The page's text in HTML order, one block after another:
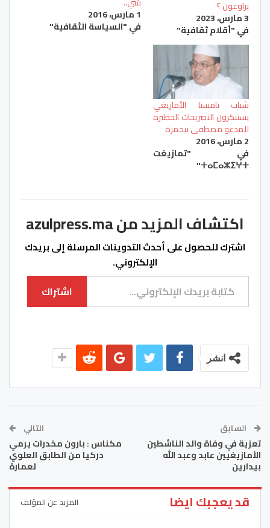
يراوغون ؟
3 مارس، 2023
في "أقلام ثقافية"
1 مارس، 2016
في "السياسة الثقافية"
شباب تامسنا الأمازيغي
يستنكرون التصريحات الخطيرة
للمدعو مصطفى بنحمزة
2 مارس، 2016
في "تمازيغت
ⵜⴰⵎⴰⵣⵉⵖⵜ"
اكتشاف المزيد من azulpress.ma
اشترك للحصول على أحدث التدوينات المرسلة إلى بريدك
الإلكتروني.
كتابة بريدك الإلكتروني...
اشتراك
انشر
السابق
تعزية في وفاة والد الناشطين
الأمازيغيين عابد وعبد الله
بيدارين
التالي
مكناس : بارون مخدرات يرمي
دركيا من الطابق العلوي
لعمارة
قد يعجبك ايضا المزيد عن المؤلف